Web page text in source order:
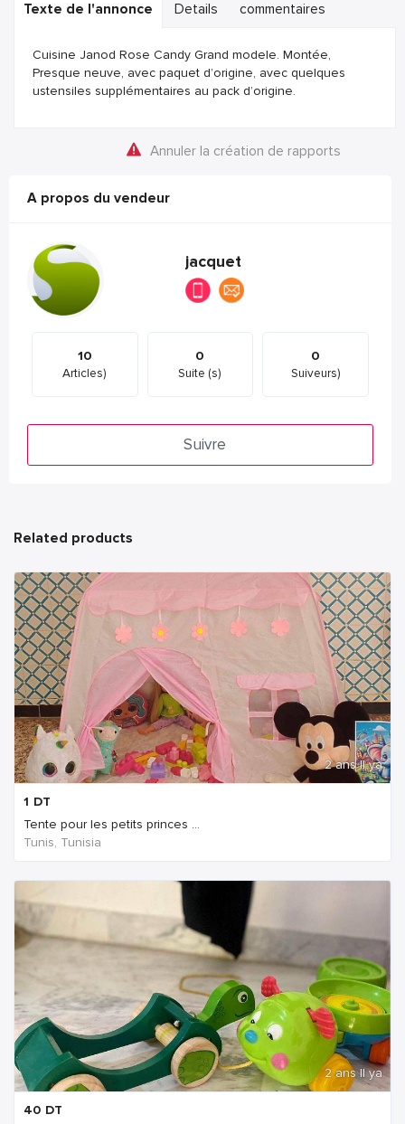
Texte de l'annonce Details commentaires
Cuisine Janod Rose Candy Grand modele. Montée,
Presque neuve, avec paquet d’origine, avec quelques
ustensiles supplémentaires au pack d’origine.
Annuler la création de rapports
A propos du vendeur
jacquet
10
Articles)
0
Suite (s)
0
Suiveurs)
Suivre
Related products
2 ans Il ya
1 DT
Tente pour les petits princes ...
Tunis, Tunisia
2 ans Il ya
40 DT